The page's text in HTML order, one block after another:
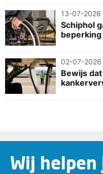
13-07-2026
Schiphol
02-07-2026
Bewijs
Wij helpen